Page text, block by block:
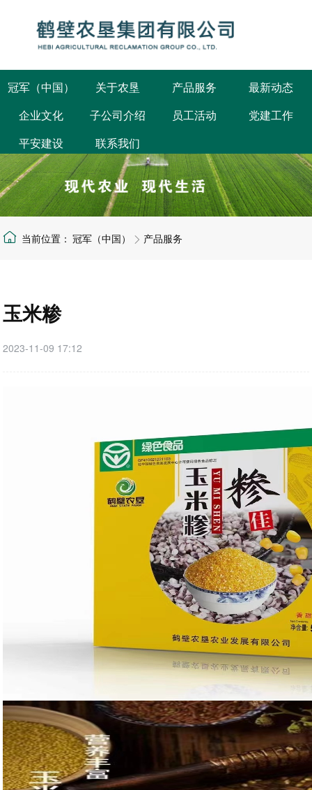
冠军（中国）
关于农垦
公司概况
发展规划
组织架构
公司荣誉
产品服务
最新动态
鹤壁要闻
部门动态
企业公告
企业文化 子公司介绍 员工活动
党建工作
平安建设
联系我们
冠军（中国） 产品服务
玉米糁
2023-11-09 17:12